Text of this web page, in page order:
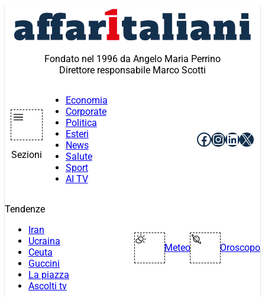
contenuto
Fondato nel 1996 da Angelo Maria Perrino
Direttore responsabile Marco Scotti
Sezioni
Economia
Corporate
Politica
Esteri
News
Salute
Sport
AI TV
Facebook
X
Tendenze
Iran
Ucraina
Ceuta
Guccini
La piazza
Ascolti tv
Meteo Oroscopo